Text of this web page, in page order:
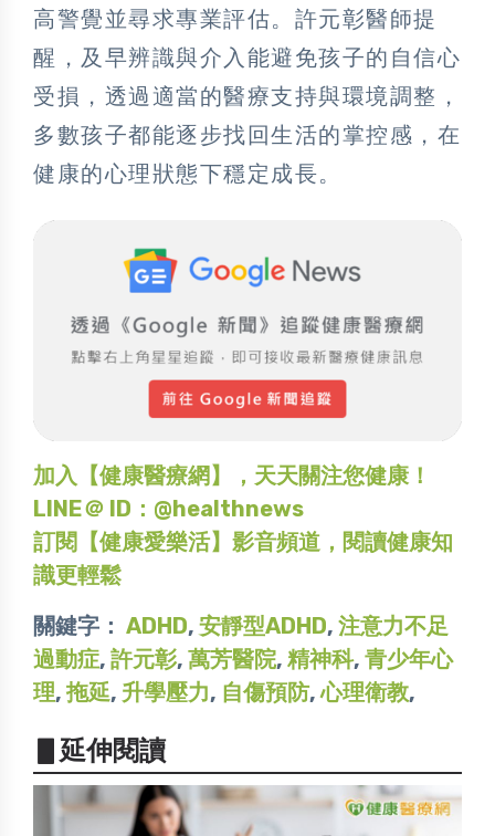
高警覺並尋求專業評估。許元彰醫師提
醒，及早辨識與介入能避免孩子的自信心
受損，透過適當的醫療支持與環境調整，
多數孩子都能逐步找回生活的掌控感，在
健康的心理狀態下穩定成長。
加入【健康醫療網】，天天關注您健康！
LINE＠ ID：@healthnews
訂閱【健康愛樂活】影音頻道，閱讀健康知
識更輕鬆
關鍵字： ADHD, 安靜型ADHD, 注意力不足
過動症, 許元彰, 萬芳醫院, 精神科, 青少年心
理, 拖延, 升學壓力, 自傷預防,心理衛教,
▋延伸閱讀